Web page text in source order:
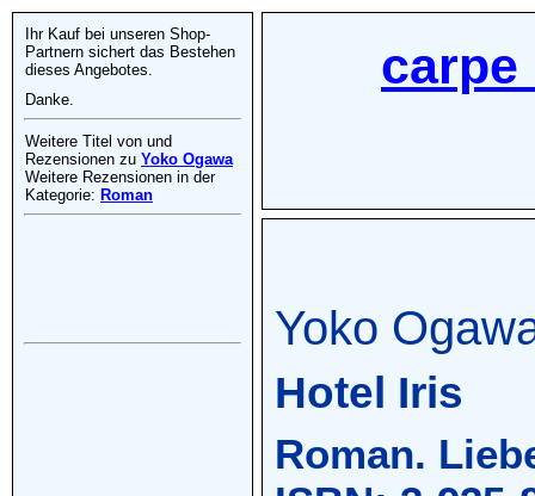
Yoko
Hotel Iris
Roman.
Ihr Kauf bei unseren Shop-
Partnern sichert das Bestehen
dieses Angebotes.
Danke.
Weitere Titel von und
Rezensionen zu Yoko Ogawa
Weitere Rezensionen in der
Kategorie: Roman